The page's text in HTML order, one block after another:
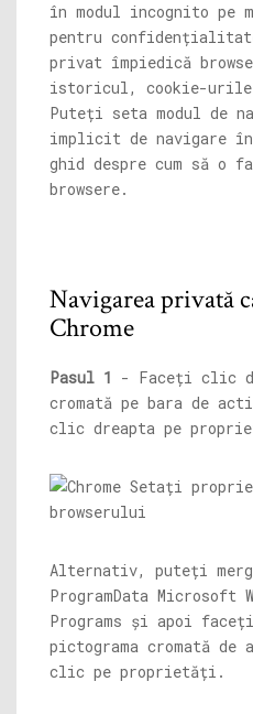
în modul incognito pe
pentru
privat împiedică
istoricul, cookie-urile
Puteți seta modul de
implicit de navigare
ghid despre cum să
browsere.
Navigarea privată
Chrome
Pasul 1 - Faceți clic
cromată pe bara de
clic dreapta pe
Alternativ, puteți
ProgramData Microsoft
Programs și apoi
pictograma cromată
clic pe proprietăți.